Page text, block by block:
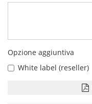
Opzione aggiuntiva
White label (reseller)